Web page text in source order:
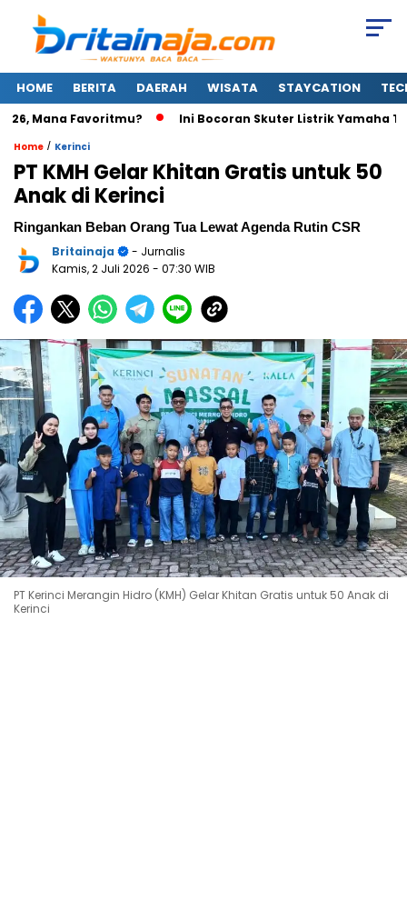
HOME BERITA DAERAH WISATA STAYCATION
Mana Favoritmu? Ini Bocoran Skuter Listrik Yamaha
Home / Kerinci
PT KMH Gelar Khitan Gratis untuk 50
Anak di Kerinci
Ringankan Beban Orang Tua Lewat Agenda Rutin CSR
Britainaja
- Jurnalis
Kamis, 2 Juli 2026 - 07:30 WIB
PT Kerinci Merangin Hidro (KMH) Gelar Khitan Gratis untuk 50 Anak di
Kerinci